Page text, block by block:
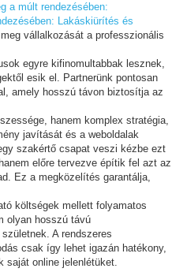
a múlt rendezésében:
Lakáskiürítés és
vállalkozását a professzionális
egyre kifinomultabbak lesznek,
esik el. Partnerünk pontosan
amely hosszú távon biztosítja az
hanem komplex stratégia,
javítását és a weboldalak
szakértő csapat veszi kézbe ezt
előre tervezve építik fel azt az
Ez a megközelítés garantálja,
költségek mellett folyamatos
olyan hosszú távú
A rendszeres
csak így lehet igazán hatékony,
saját online jelenlétüket.